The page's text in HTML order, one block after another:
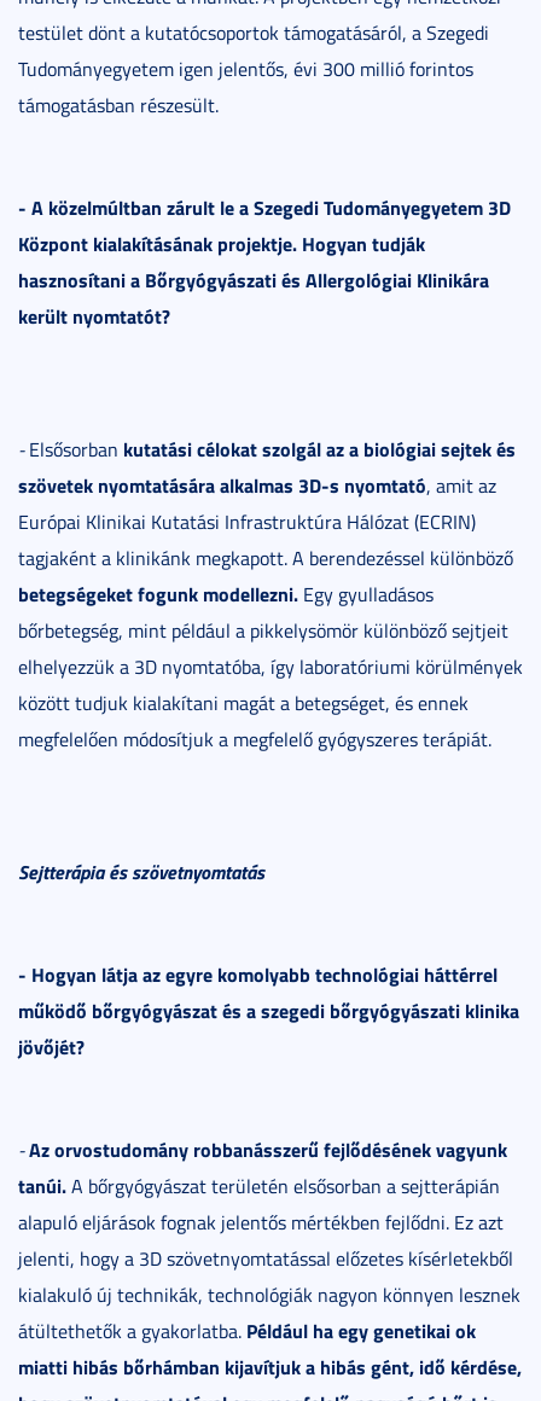
testület dönt a kutatócsoportok támogatásáról, a Szegedi
Tudományegyetem igen jelentős, évi 300 millió forintos
támogatásban részesült.
- A közelmúltban zárult le a Szegedi Tudományegyetem 3D
Központ kialakításának projektje. Hogyan tudják
hasznosítani a Bőrgyógyászati és Allergológiai Klinikára
került nyomtatót?
-Elsősorban kutatási célokat szolgál az a biológiai sejtek és
szövetek nyomtatására alkalmas 3D-s nyomtató, amit az
Európai Klinikai Kutatási Infrastruktúra Hálózat (ECRIN)
tagjaként a klinikánk megkapott. A berendezéssel különböző
betegségeket fogunk modellezni. Egy gyulladásos
bőrbetegség, mint például a pikkelysömör különböző sejtjeit
elhelyezzük a 3D nyomtatóba, így laboratóriumi körülmények
között tudjuk kialakítani magát a betegséget, és ennek
megfelelően módosítjuk a megfelelő gyógyszeres terápiát.
Sejtterápia és szövetnyomtatás
- Hogyan látja az egyre komolyabb technológiai háttérrel
működő bőrgyógyászat és a szegedi bőrgyógyászati klinika
jövőjét?
-Az orvostudomány robbanásszerű fejlődésének vagyunk
tanúi.A bőrgyógyászat területén elsősorban a sejtterápián
alapuló eljárások fognak jelentős mértékben fejlődni. Ez azt
jelenti, hogy a 3D szövetnyomtatással előzetes kísérletekből
kialakuló új technikák, technológiák nagyon könnyen lesznek
átültethetők a gyakorlatba. Például ha egy genetikai ok
miatti hibás bőrhámban kijavítjuk a hibás gént, idő kérdése,